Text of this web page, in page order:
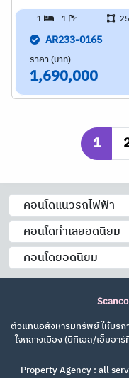
1 1
AR233-0165
ราคา (บาท)
1,690,000
1
คอนโดแนวรถไฟฟ้า
คอนโดทำเลยอดนิยม
คอนโดยอดนิยม
ตัวแทนอสังหาริมทรัพย์ ให้บริก
ใจกลางเมือง (บีทีเอส/เอ็มอ
Property Agency : all